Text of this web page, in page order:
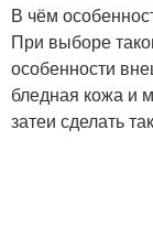
В чём
При выборе
особенности
бледная кожа и
затеи сделать